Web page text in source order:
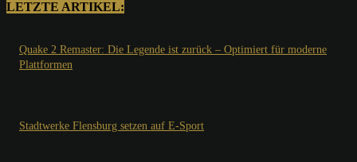
LETZTE ARTIKEL:
Quake 2 Remaster: Die Legende ist zurück – Optimiert für moderne
Plattformen
Stadtwerke Flensburg setzen auf E-Sport